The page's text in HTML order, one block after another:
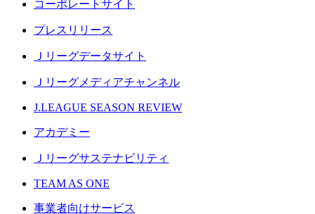
コーポレートサイト
プレスリリース
Ｊリーグデータサイト
Ｊリーグメディアチャンネル
J.LEAGUE SEASON REVIEW
アカデミー
Ｊリーグサステナビリティ
TEAM AS ONE
事業者向けサービス